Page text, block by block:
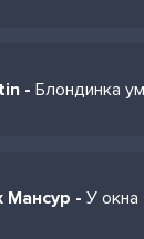
- Блондинка
Мансур - У окна